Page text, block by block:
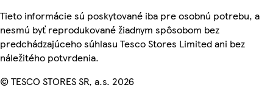
Tieto informácie sú poskytované iba pre osobnú potrebu, a
nesmú byť reprodukované žiadnym spôsobom bez
predchádzajúceho súhlasu Tesco Stores Limited ani bez
náležitého potvrdenia.
© TESCO STORES SR, a.s. 2026